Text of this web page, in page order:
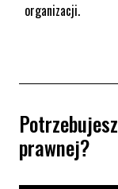
organizacji.
prawnej?